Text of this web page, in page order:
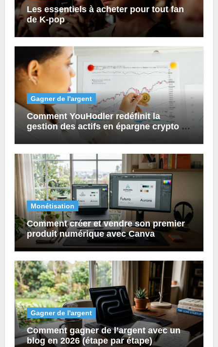
Les essentiels à acheter pour tout fan
de K-pop
Gagner de l'argent
Comment YouHodler redéfinit la
gestion des actifs en épargne crypto et
prêts numériques ?
Monétisation
Comment créer et vendre son premier
produit numérique avec Canva
Gagner de l'argent
Comment gagner de l’argent avec un
blog en 2026 (étape par étape)